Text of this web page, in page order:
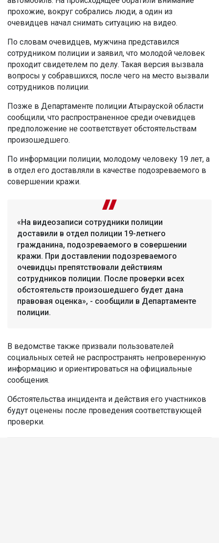
прохожие, вокруг собрались люди, а один из
очевидцев начал снимать ситуацию на видео.
По словам очевидцев, мужчина представился
сотрудником полиции и заявил, что молодой человек
проходит свидетелем по делу. Такая версия вызвала
вопросы у собравшихся, после чего на место вызвали
сотрудников полиции.
Позже в Департаменте полиции Атырауской области
сообщили, что распространенное среди очевидцев
предположение не соответствует обстоятельствам
произошедшего.
По информации полиции, молодому человеку 19 лет, а
в отдел его доставляли в качестве подозреваемого в
совершении кражи.
«На видеозаписи сотрудники полиции
доставили в отдел полиции 19-летнего
гражданина, подозреваемого в совершении
кражи. При доставлении подозреваемого
очевидцы препятствовали действиям
сотрудников полиции. После проверки всех
обстоятельств произошедшего будет дана
правовая оценка», - сообщили в Департаменте
полиции.
В ведомстве также призвали пользователей
социальных сетей не распространять непроверенную
информацию и ориентироваться на официальные
сообщения.
Обстоятельства инцидента и действия его участников
будут оценены после проведения соответствующей
проверки.